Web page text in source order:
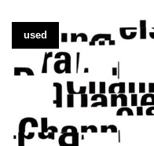
used